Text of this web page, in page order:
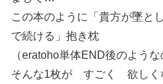
この本のように「貴方が墜と
で続ける」抱き枕
（eratoho単体END後のような
そんな1枚が すごく 欲しく